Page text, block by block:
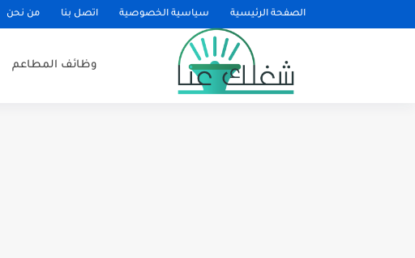
الصفحة الرئيسية سياسية الخصوصية اتصل بنا من نحن
وظائف المطاعم